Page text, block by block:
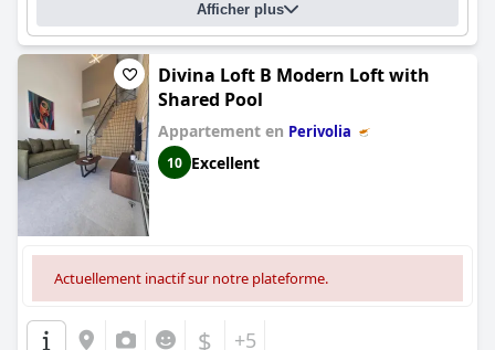
Afficher plus
Divina Loft B Modern Loft with
Shared Pool
Appartement en Perivolia
10 Excellent
Actuellement inactif sur notre plateforme.
$ +5